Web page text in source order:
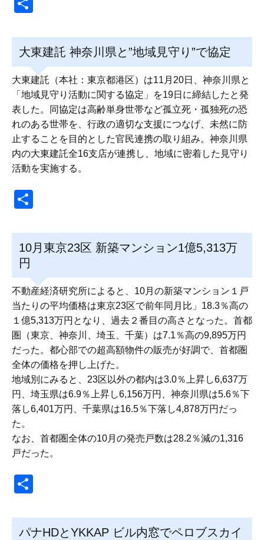
大東建託 神奈川県と”地域見守り”で協定
大東建託（本社：東京都港区）は11月20日、神奈川県と
「地域見守り活動に関する協定」を19日に締結したと発
表した。同協定は高齢単身世帯など孤立死・孤独死の恐
れのある世帯を、行政の適切な支援につなげ、未然に防
止することを目的とした官民連携の取り組み。神奈川県
内の大東建託全16支店が連携し、地域に密着した見守り
活動を実施する。
10月東京23区 新築マンション1億5,313万
円
不動産経済研究所によると、10月の新築マンション１戸
当たりの平均価格は東京23区で前年同月比」18.3％高の
１億5,313万円となり、過去２番目の高さとなった。首都
圏（東京、神奈川、埼玉、千葉）は7.1％高の9,895万円
だった。都心部での超高額物件の販売が好調で、首都圏
全体の価格を押し上げた。
地域別にみると、23区以外の都内は3.0％上昇し6,637万
円、埼玉県は6.9％上昇し6,156万円、神奈川県は5.6％下
落し6,401万円、千葉県は16.5％下落し4,878万円だっ
た。
なお、首都圏全体の10月の発売戸数は28.2％減の1,316
戸だった。
パナHDとYKKAP ビル内窓でペロブスカイ